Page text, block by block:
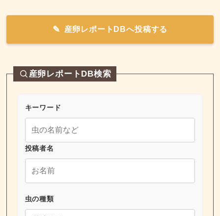
産卵レポートDBへ投稿する
産卵レポートDB検索
キーワード
投稿者名
虫の種類